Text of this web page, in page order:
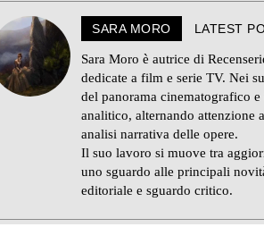
SARA MORO LATEST
Sara Moro è autrice di
dedicate a film e serie TV. Nei
del panorama cinematografico
analitico, alternando attenzione
analisi narrativa delle opere.
Il suo lavoro si muove tra
uno sguardo alle principali
editoriale e sguardo critico.